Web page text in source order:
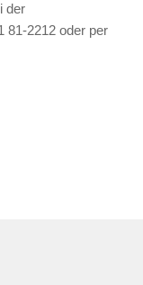
der
81-2212 oder per